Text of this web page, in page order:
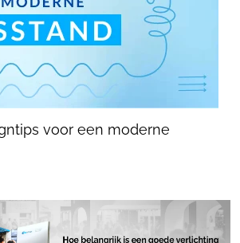
voor een moderne